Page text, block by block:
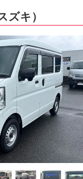
即納車（最短14日で納車）
残価設定プラン
電気自動車（EV）
福祉車両
ミニカー
ズキ）